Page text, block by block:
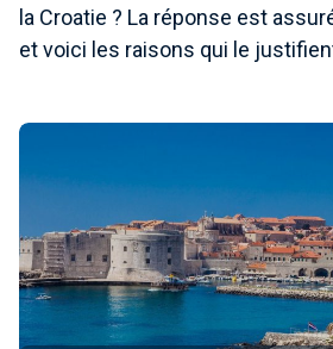
la Croatie ? La réponse est
et voici les raisons qui le